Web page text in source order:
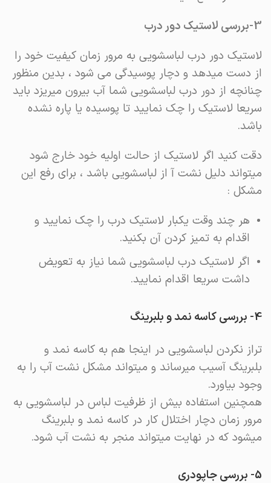
3-بررسی لاستیک دور درب
لاستیک دور درب لباسشویی به مرور زمان کیفیت خود را
از دست میدهد و دچار پوسیدگی می شود ، بدین منظور
چنانچه از دور درب لباسشویی شما آب بیرون میریزد باید
سریعا لاستیک را چک نمایید تا پوسیده یا پاره نشده
باشد.
دقت کنید اگر لاستیک از حالت اولیه خود خارج شود
میتواند دلیل نشت آ از لباسشویی باشد ، برای رفع این
مشکل :
هر چند وقت یکبار لاستیک درب را چک نمایید و
اقدام به تمیز کردن آن بکنید.
اگر لاستیک درب لباسشویی شما نیاز به تعویض
داشت سریعا اقدام نمایید.
4- بررسی کاسه نمد و بلبرینگ
تراز نکردن لباسشویی در اینجا هم به کاسه نمد و
بلبرینگ آسیب میرساند و میتواند مشکل نشت آب را به
وجود بیاورد.
همچنین استفاده بیش از ظرفیت لباس در لباسشویی به
مرور زمان دچار اختلال کار در کاسه نمد و بلبرینگ
میشود که در نهایت میتواند منجر به نشت آب شود.
5- بررسی جاپودری